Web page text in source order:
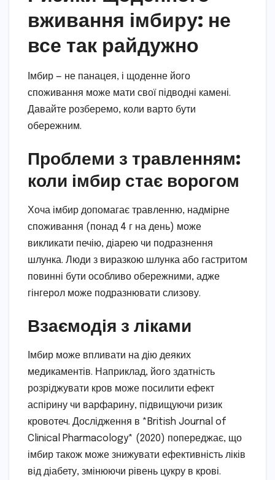
вживання імбиру: не
все так райдужно
Імбир — не панацея, і щоденне його
споживання може мати свої підводні камені.
Давайте розберемо, коли варто бути
обережним.
Проблеми з травленням:
коли імбир стає ворогом
Хоча імбир допомагає травленню, надмірне
споживання (понад 4 г на день) може
викликати печію, діарею чи подразнення
шлунка. Люди з виразкою шлунка або гастритом
повинні бути особливо обережними, адже
гінгерол може подразнювати слизову.
Взаємодія з ліками
Імбир може впливати на дію деяких
медикаментів. Наприклад, його здатність
розріджувати кров може посилити ефект
аспірину чи варфарину, підвищуючи ризик
кровотеч. Дослідження в *British Journal of
Clinical Pharmacology* (2020) попереджає, що
імбир також може знижувати ефективність ліків
від діабету, змінюючи рівень цукру в крові.